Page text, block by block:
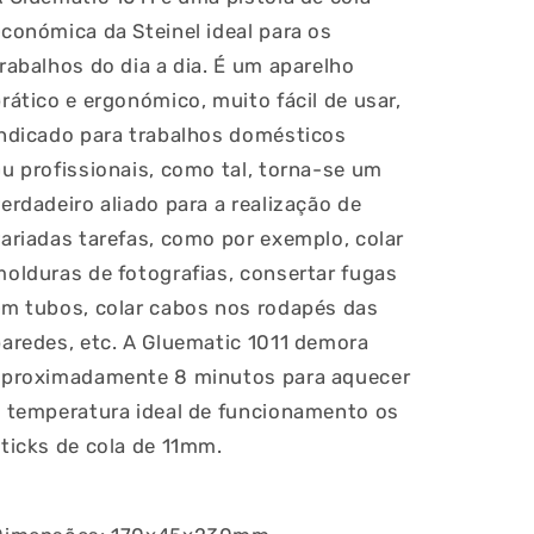
da Steinel ideal para os
do dia a dia. É um aparelho
e ergonómico, muito fácil de usar,
para trabalhos domésticos
profissionais, como tal, torna-se um
aliado para a realização de
tarefas, como por exemplo, colar
de fotografias, consertar fugas
tubos, colar cabos nos rodapés das
etc. A Gluematic 1011 demora
8 minutos para aquecer
temperatura ideal de funcionamento os
de cola de 11mm.